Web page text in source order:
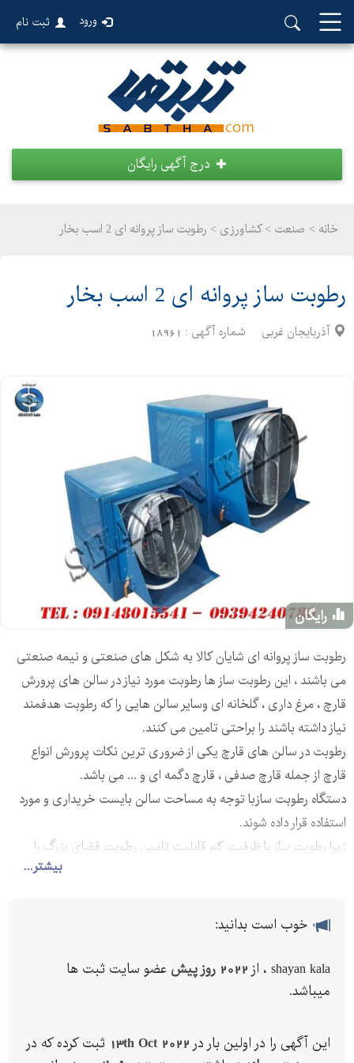
ورود ثبت نام
درج آگهی رایگان
خانه > صنعت >کشاورزی > رطوبت ساز پروانه ای 2 اسب بخار
رطوبت ساز پروانه ای 2 اسب بخار
آذربایجان غربی شماره آگهی : 18961
رایگان
بیشتر...
رطوبت ساز پروانه ای شایان کالا به شکل های صنعتی و نیمه صنعتی
می باشند ، این رطوبت ساز ها رطوبت مورد نیاز در سالن های پرورش
قارچ ، مرغ داری ، گلخانه ای وسایر سالن هایی را که رطوبت هدفمند
نیاز داشته باشند را براحتی تامین می کنند.
رطوبت در سالن های قارچ یکی از ضروری ترین نکات پرورش انواع
قارچ از جمله قارچ صدفی ، قارچ دگمه ای و ... می باشد.
دستگاه رطوبت سازبا توجه به مساحت سالن بایست خریداری و مورد
استفاده قرار داده شوند.
زیرا رطوبت ساز با ظرفیت کم قابلیت تامین رطوبت فضای بزرگ را
بازار عرضه می گردد.
قدرت موتور :2 اسب بخار
برق مصرفی تک فاز خانگی 220 ولت
تا متراژ 300 متر مربع
خوب است بدانید:
shayan kala ، از 2022 روز پیش
عضو سایت ثبت ها
میباشد.
این آگهی را در اولین بار در 13th Oct 2022 ثبت کرده که در